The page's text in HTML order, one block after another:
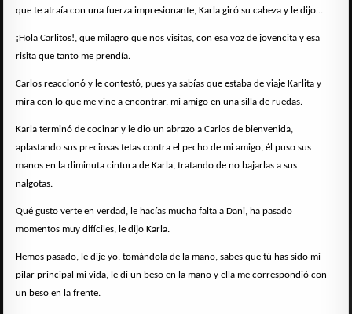
que te atraía con una fuerza impresionante, Karla giró su cabeza y le dijo…
¡Hola Carlitos!, que milagro que nos visitas, con esa voz de jovencita y esa
risita que tanto me prendía.
Carlos reaccionó y le contestó, pues ya sabías que estaba de viaje Karlita y
mira con lo que me vine a encontrar, mi amigo en una silla de ruedas.
Karla terminó de cocinar y le dio un abrazo a Carlos de bienvenida,
aplastando sus preciosas tetas contra el pecho de mi amigo, él puso sus
manos en la diminuta cintura de Karla, tratando de no bajarlas a sus
nalgotas.
Qué gusto verte en verdad, le hacías mucha falta a Dani, ha pasado
momentos muy difíciles, le dijo Karla.
Hemos pasado, le dije yo, tomándola de la mano, sabes que tú has sido mi
pilar principal mi vida, le di un beso en la mano y ella me correspondió con
un beso en la frente.